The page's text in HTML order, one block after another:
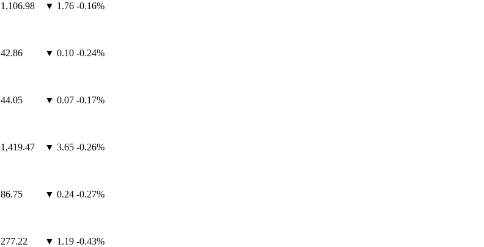
1,106.98 ▼ 1.76 -0.16%
42.86 ▼ 0.10 -0.24%
44.05 ▼ 0.07 -0.17%
1,419.47 ▼ 3.65 -0.26%
86.75 ▼ 0.24 -0.27%
277.22 ▼ 1.19 -0.43%